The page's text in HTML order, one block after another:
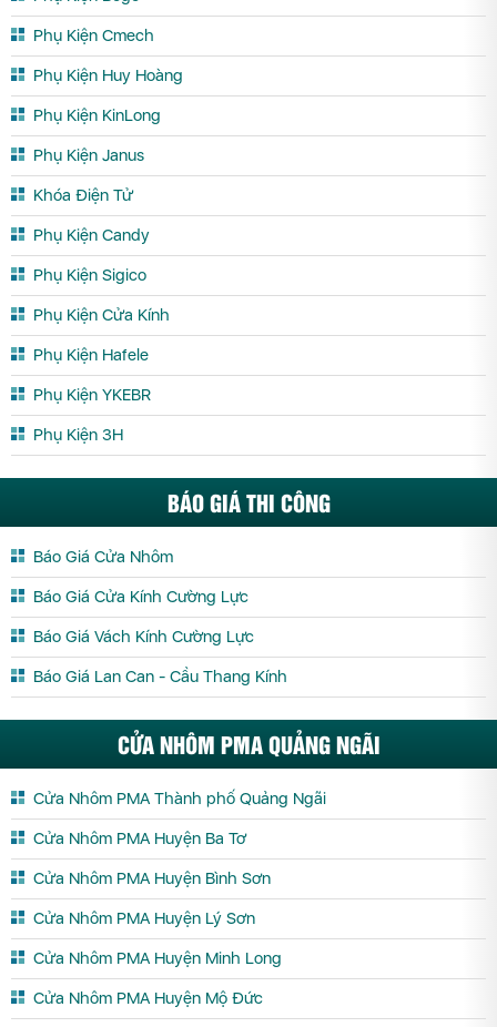
Phụ Kiện Cmech
Phụ Kiện Huy Hoàng
Phụ Kiện KinLong
Phụ Kiện Janus
Khóa Điện Tử
Phụ Kiện Candy
Phụ Kiện Sigico
Phụ Kiện Cửa Kính
Phụ Kiện Hafele
Phụ Kiện YKEBR
Phụ Kiện 3H
BÁO GIÁ THI CÔNG
Báo Giá Cửa Nhôm
Báo Giá Cửa Kính Cường Lực
Báo Giá Vách Kính Cường Lực
Báo Giá Lan Can - Cầu Thang Kính
CỬA NHÔM PMA QUẢNG NGÃI
Cửa Nhôm PMA Thành phố Quảng Ngãi
Cửa Nhôm PMA Huyện Ba Tơ
Cửa Nhôm PMA Huyện Bình Sơn
Cửa Nhôm PMA Huyện Lý Sơn
Cửa Nhôm PMA Huyện Minh Long
Cửa Nhôm PMA Huyện Mộ Đức